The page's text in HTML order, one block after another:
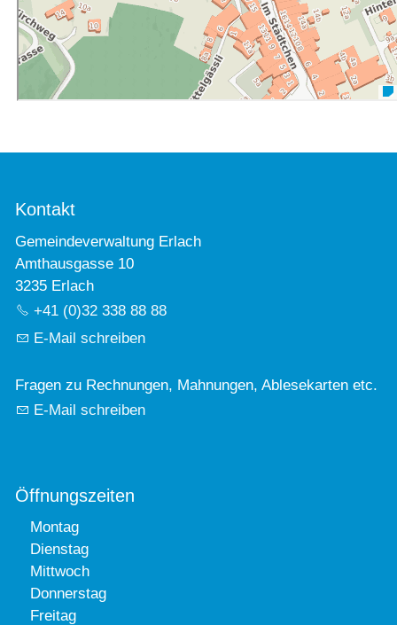
Kontakt
Gemeindeverwaltung Erlach
Amthausgasse 10
3235 Erlach
+41 (0)32 338 88 88
E-Mail schreiben
Fragen zu Rechnungen, Mahnungen, Ablesekarten etc.
E-Mail schreiben
Öffnungszeiten
Montag
Dienstag
Mittwoch
Donnerstag
Freitag